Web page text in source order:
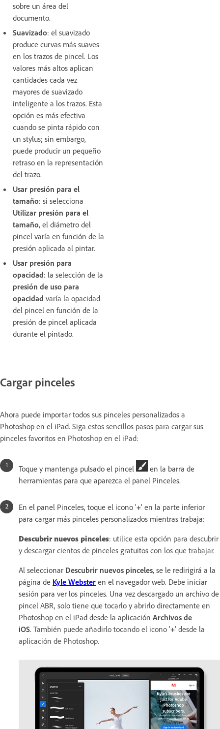
sobre un área del
documento.
Suavizado: el suavizado
produce curvas más suaves
en los trazos de pincel. Los
valores más altos aplican
cantidades cada vez
mayores de suavizado
inteligente a los trazos. Esta
opción es más efectiva
cuando se pinta rápido con
un stylus; sin embargo,
puede producir un pequeño
retraso en la representación
del trazo.
Usar presión para el
tamaño: si selecciona
Utilizar presión para el
tamaño, el diámetro del
pincel varía en función de la
presión aplicada al pintar.
Usar presión para
opacidad: la selección de la
presión de uso para
opacidad varía la opacidad
del pincel en función de la
presión de pincel aplicada
durante el pintado.
Cargar pinceles
Ahora puede importar todos sus pinceles personalizados a
Photoshop en el iPad. Siga estos sencillos pasos para cargar sus
pinceles favoritos en Photoshop en el iPad:
Toque y mantenga pulsado el pincel
en la barra de
herramientas para que aparezca el panel Pinceles.
En el panel Pinceles, toque el icono '+' en la parte inferior
para cargar más pinceles personalizados mientras trabaja:
Descubrir nuevos pinceles: utilice esta opción para descubrir
y descargar cientos de pinceles gratuitos con los que trabajar.
Al seleccionar Descubrir nuevos pinceles, se le redirigirá a la
página de Kyle Webster en el navegador web. Debe iniciar
sesión para ver los pinceles. Una vez descargado un archivo de
pincel ABR, solo tiene que tocarlo y abrirlo directamente en
Photoshop en el iPad desde la aplicación Archivos de
iOS. También puede añadirlo tocando el icono '+' desde la
aplicación de Photoshop.